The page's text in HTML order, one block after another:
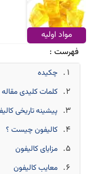
مواد اولیه
فهرست :
چکیده
کلمات کلیدی مقاله
پیشینه تاریخی
کالیفون چیست ؟
مزایای کالیفون
معایب کالیفون